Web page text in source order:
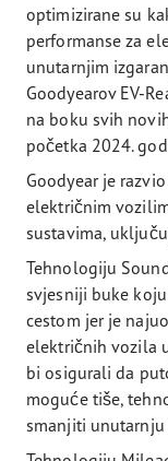
optimizirane su
performanse za
unutarnjim
Goodyearov EV-
na boku svih
početka 2024.
Goodyear je
električnim
sustavima,
Tehnologiju
svjesniji buke
cestom jer je
električnih vozila
bi osigurali da
moguće tiše,
smanjiti